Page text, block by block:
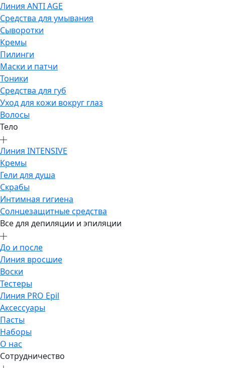
Линия ANTI AGE
Средства для умывания
Сыворотки
Кремы
Пилинги
Маски и патчи
Тоники
Средства для губ
Уход для кожи вокруг глаз
Волосы
Тело
Линия INTENSIVE
Кремы
Гели для душа
Скрабы
Интимная гигиена
Солнцезащитные средства
Все для депиляции и эпиляции
До и после
Линия вросшие
Воски
Тестеры
Линия PRO Epil
Аксессуары
Пасты
Наборы
О нас
Сотрудничество